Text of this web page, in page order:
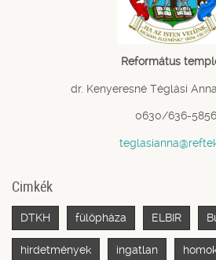
Református
dr. Kenyeresné Téglási
0630/636-5856
Cimkék
DTKH fülöpháza ELBIR
hirdetmények ingatlan